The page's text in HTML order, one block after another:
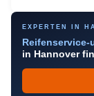
EXPERTEN IN
Reifenservice-
in Hannover